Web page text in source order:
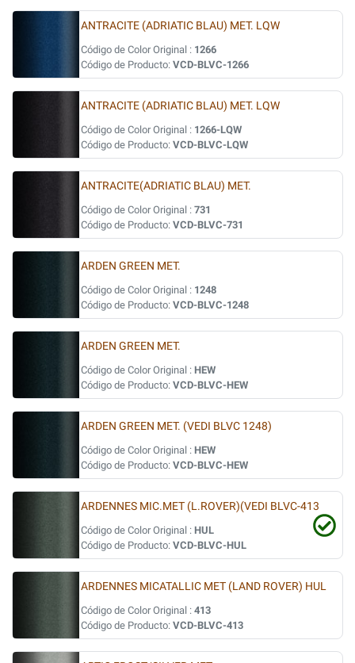
ANTRACITE (ADRIATIC BLAU) MET. LQW
Código de Color Original : 1266
Código de Producto: VCD-BLVC-1266
ANTRACITE (ADRIATIC BLAU) MET. LQW
Código de Color Original : 1266-LQW
Código de Producto: VCD-BLVC-LQW
ANTRACITE(ADRIATIC BLAU) MET.
Código de Color Original : 731
Código de Producto: VCD-BLVC-731
ARDEN GREEN MET.
Código de Color Original : 1248
Código de Producto: VCD-BLVC-1248
ARDEN GREEN MET.
Código de Color Original : HEW
Código de Producto: VCD-BLVC-HEW
ARDEN GREEN MET. (VEDI BLVC 1248)
Código de Color Original : HEW
Código de Producto: VCD-BLVC-HEW
ARDENNES MIC.MET (L.ROVER)(VEDI BLVC-413
Código de Color Original : HUL
Código de Producto: VCD-BLVC-HUL
ARDENNES MICATALLIC MET (LAND ROVER) HUL
Código de Color Original : 413
Código de Producto: VCD-BLVC-413